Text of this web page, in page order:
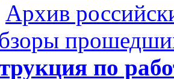
Архив
по